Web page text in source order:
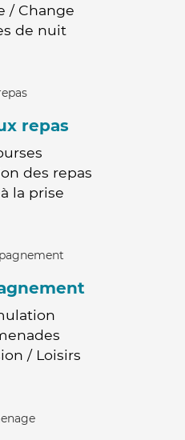
/ Change
de nuit
repas
des repas
la prise
/ Loisirs